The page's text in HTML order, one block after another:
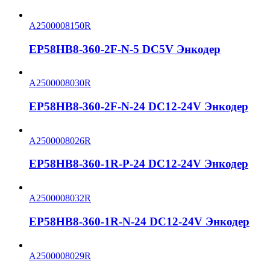
A2500008150R
EP58HB8-360-2F-N-5 DC5V Энкодер
A2500008030R
EP58HB8-360-2F-N-24 DC12-24V Энкодер
A2500008026R
EP58HB8-360-1R-P-24 DC12-24V Энкодер
A2500008032R
EP58HB8-360-1R-N-24 DC12-24V Энкодер
A2500008029R